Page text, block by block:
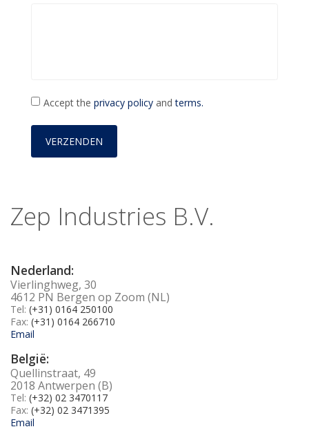
Accept the privacy policyandterms.
Zep Industries B.V.
Nederland:
Vierlinghweg, 30
4612 PN Bergen op Zoom (NL)
Tel: (+31) 0164 250100
Fax: (+31) 0164 266710
Email
België:
Quellinstraat, 49
2018 Antwerpen (B)
Tel: (+32) 02 3470117
Fax: (+32) 02 3471395
Email